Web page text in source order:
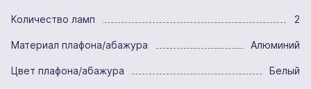
Количество ламп 2
Материал плафона/абажура Алюминий
Цвет плафона/абажура Белый